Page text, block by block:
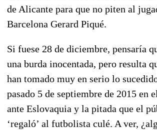
de Alicante para que no piten al
Barcelona Gerard Piqué.
Si fuese 28 de diciembre, pensaría
una burda inocentada, pero resulta
han tomado muy en serio lo
pasado 5 de septiembre de 2015 en
ante Eslovaquia y la pitada que el
‘regaló’ al futbolista culé. A ver,